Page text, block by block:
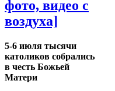
фото, видео с
воздуха]
5-6 июля тысячи
католиков собрались
в честь Божьей
Матери